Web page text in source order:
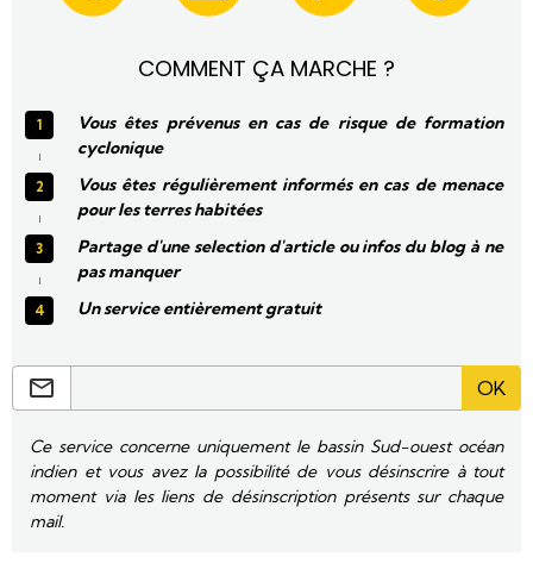
COMMENT ÇA MARCHE ?
Vous êtes prévenus en cas de risque de formation
cyclonique
Vous êtes régulièrement informés en cas de menace
pour les terres habitées
Partage d'une selection d'article ou infos du blog à ne
pas manquer
Un service entièrement gratuit
OK
Ce service concerne uniquement le bassin Sud-ouest océan
indien et vous avez la possibilité de vous désinscrire à tout
moment via les liens de désinscription présents sur chaque
mail.